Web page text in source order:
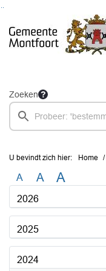
Ga naar de inhoud van deze
Zoeken
U bevindt zich hier: Home
A A A
2026
2025
2024